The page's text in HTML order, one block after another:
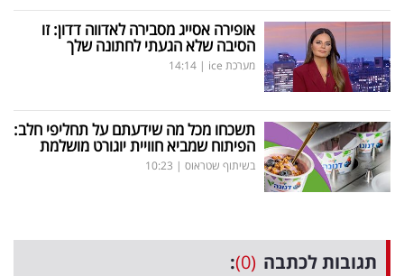
אופירה אסייג מסבירה לאדווה דדון: זו
הסיבה שלא הגעתי לחתונה שלך
מערכת ice |
14:14
תשכחו מכל מה שידעתם על תחליפי חלב:
הפיתוח שמביא חוויית יוגורט מושלמת
בשיתוף שטראוס |
10:23
תגובות לכתבה (0)
: